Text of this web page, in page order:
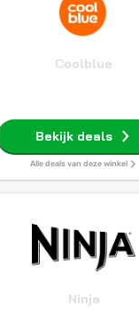
Coolblue
Bekijk deals
Alle deals van deze winkel
Ninja